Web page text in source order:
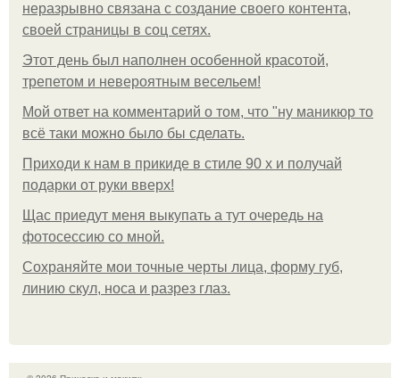
неразрывно связана с создание своего контента,
своей страницы в соц сетях.
Этот день был наполнен особенной красотой,
трепетом и невероятным весельем!
Мой ответ на комментарий о том, что "ну маникюр то
всё таки можно было бы сделать.
Приходи к нам в прикиде в стиле 90 х и получай
подарки от руки вверх!
Щас приедут меня выкупать а тут очередь на
фотосессию со мной.
Сохраняйте мои точные черты лица, форму губ,
линию скул, носа и разрез глаз.